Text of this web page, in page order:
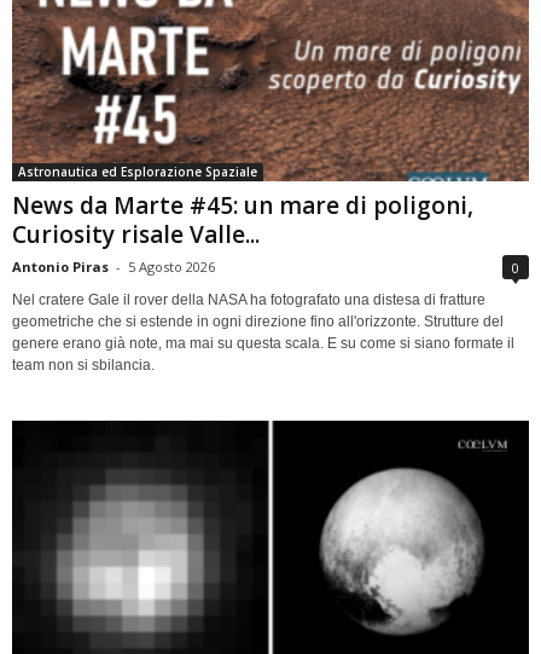
Astronautica ed Esplorazione Spaziale
News da Marte #45: un mare di poligoni,
Curiosity risale Valle...
Antonio Piras - 5 Agosto 2026 0
Nel cratere Gale il rover della NASA ha fotografato una distesa di fratture
geometriche che si estende in ogni direzione fino all'orizzonte. Strutture del
genere erano già note, ma mai su questa scala. E su come si siano formate il
team non si sbilancia.